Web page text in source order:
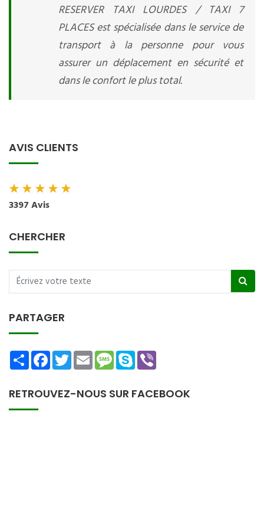
RESERVER TAXI LOURDES / TAXI 7
PLACES est spécialisée dans le service de
transport à la personne pour vous
assurer un déplacement en sécurité et
dans le confort le plus total.
AVIS CLIENTS
★★★★★
3397 Avis
CHERCHER
PARTAGER
ShareFacebookTwitterEmailMessage
Skype
RETROUVEZ-NOUS SUR FACEBOOK